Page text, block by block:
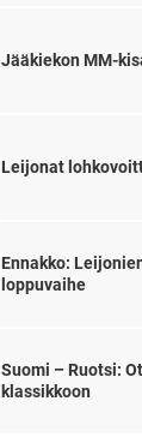
Jääkiekon MM-
Leijonat
Ennakko:
loppuvaihe
Suomi – Ruotsi:
klassikkoon